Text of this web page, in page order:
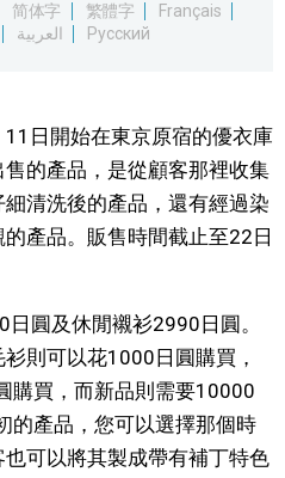
SNS
简体字 繁體字
Français
العربية Русский
日開始在東京原宿的優衣庫
的產品，是從顧客那裡收集
清洗後的產品，還有經過染
產品。販售時間截止至22日
圓及休閒襯衫2990日圓。
則可以花1000日圓購買，
購買，而新品則需要10000
的產品，您可以選擇那個時
可以將其製成帶有補丁特色